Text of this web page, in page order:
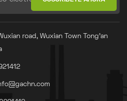
Wuxian road, Wuxian Town Tong'an